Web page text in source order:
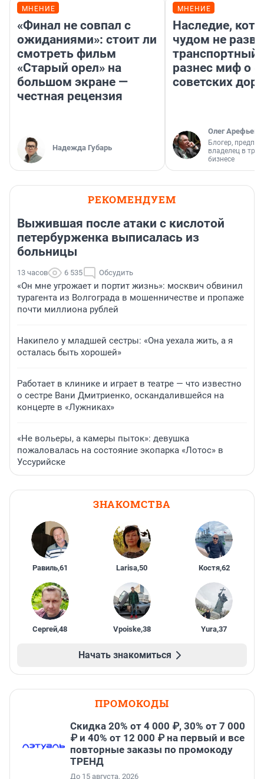
МНЕНИЕ
«Финал не совпал с
ожиданиями»: стоит ли
смотреть фильм
«Старый орел» на
большом экране —
честная рецензия
Надежда Губарь
МНЕНИЕ
Наследие,
чудом не
транспортный
разнес миф о
советских
Олег Арефьев
Блогер,
владелец в
бизнесе
РЕКОМЕНДУЕМ
Выжившая после атаки с кислотой
петербурженка выписалась из
больницы
13 часов 6 535 Обсудить
«Он мне угрожает и портит жизнь»: москвич обвинил
турагента из Волгограда в мошенничестве и пропаже
почти миллиона рублей
Накипело у младшей сестры: «Она уехала жить, а я
осталась быть хорошей»
Работает в клинике и играет в театре — что известно
о сестре Вани Дмитриенко, оскандалившейся на
концерте в «Лужниках»
«Не вольеры, а камеры пыток»: девушка
пожаловалась на состояние экопарка «Лотос» в
Уссурийске
ЗНАКОМСТВА
Равиль,61 Larisa,50 Костя,62
Сергей,48 Vpoiske,38 Yura,37
Начать знакомиться
ПРОМОКОДЫ
Скидка 20% от 4 000 ₽, 30% от 7 000
₽ и 40% от 12 000 ₽ на первый и все
повторные заказы по промокоду
ТРЕНД
До 15 августа, 2026